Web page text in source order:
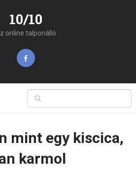
10/10
online talponálló
mint egy kiscica,
karmol